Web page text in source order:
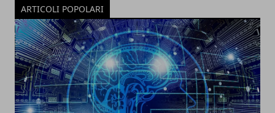
ARTICOLI POPOLARI